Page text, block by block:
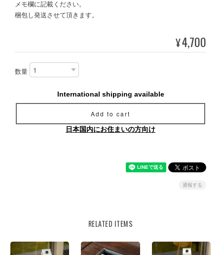
メモ欄に記載ください。
梱包し発送させて頂きます。
¥4,700
数量
International shipping available
Add to cart
日本国内にお住まいの方向け
通報する
RELATED ITEMS